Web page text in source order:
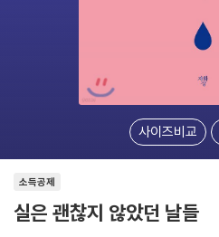
사이즈비교
소득공제
실은 괜찮지 않았던 날들